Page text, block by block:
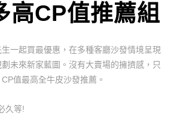
高CP值推薦組
一起買最優惠，在多種客廳沙發情境呈現
未來新家藍圖。沒有大賣場的擁擠感，只
CP值最高全牛皮沙發推薦。
久等!